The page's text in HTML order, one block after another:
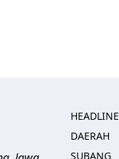
HEADLINE
DAERAH
SUBANG